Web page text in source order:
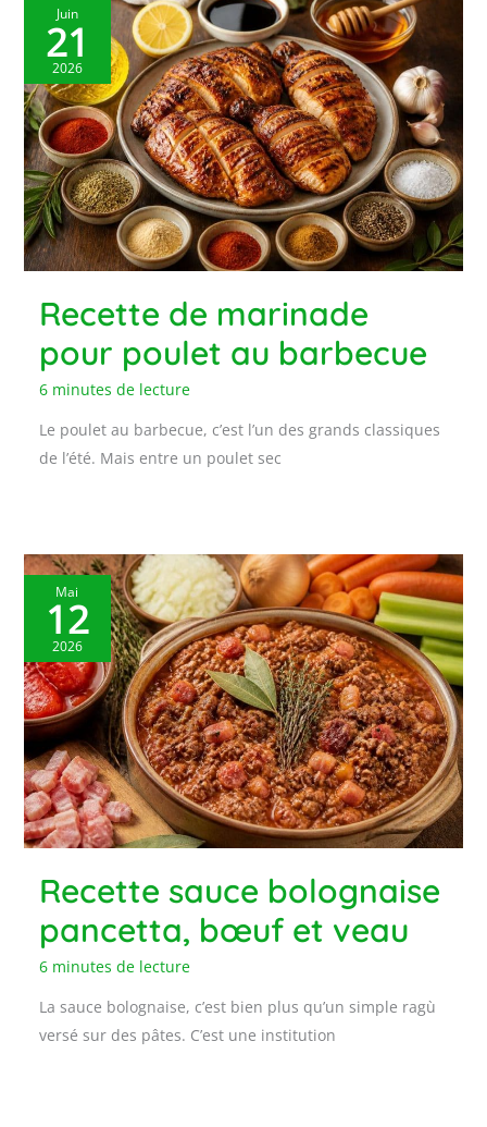
Juin
21
2026
Recette de marinade
pour poulet au barbecue
6 minutes de lecture
Le poulet au barbecue, c’est l’un des grands classiques
de l’été. Mais entre un poulet sec
Mai
12
2026
Recette sauce bolognaise
pancetta, bœuf et veau
6 minutes de lecture
La sauce bolognaise, c’est bien plus qu’un simple ragù
versé sur des pâtes. C’est une institution